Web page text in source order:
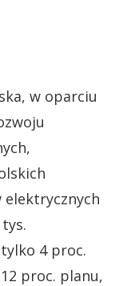
w oparciu
elektrycznych
4 proc.
proc. planu,